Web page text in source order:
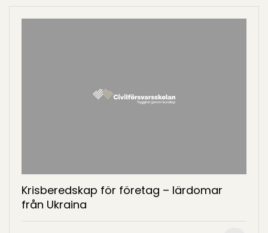
Krisberedskap för företag – lärdomar
från Ukraina